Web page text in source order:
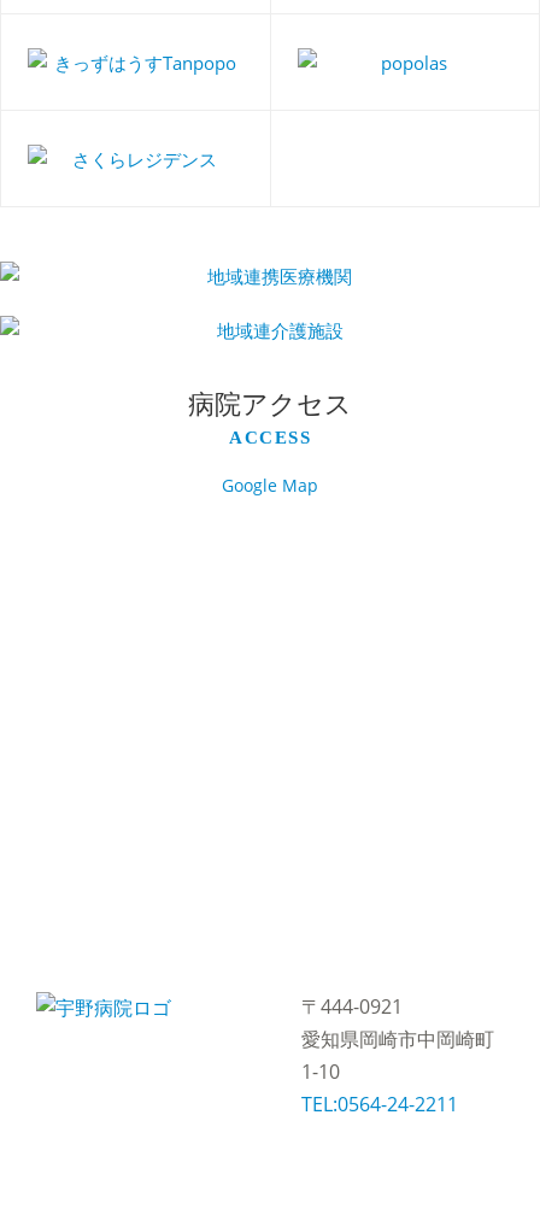
病院アクセス
ACCESS
Google Map
〒444-0921
愛知県岡崎市中岡崎町
1-10
TEL:0564-24-2211